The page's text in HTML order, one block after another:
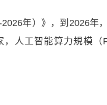
年）》，到2026年
人工智能算力規模（